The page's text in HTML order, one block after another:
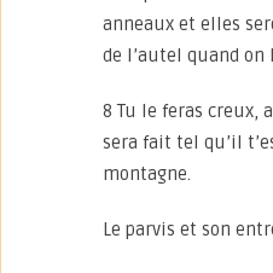
anneaux et elles
de l’autel quand on
8 Tu le feras creux,
sera fait tel qu’il
montagne.
Le parvis et son